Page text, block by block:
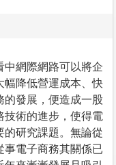
中網際網路可以將企
幅降低營運成本、快
的發展，便造成一股
技術的進步，使得電
的研究課題。無論從
事電子商務其關係已